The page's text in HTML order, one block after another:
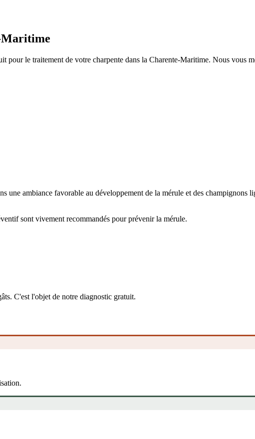
Maritime
pour le traitement de votre charpente dans la Charente-Maritime. Nous vous
une ambiance favorable au développement de la mérule et des
sont vivement recommandés pour prévenir la mérule.
C'est l'objet de notre diagnostic gratuit.